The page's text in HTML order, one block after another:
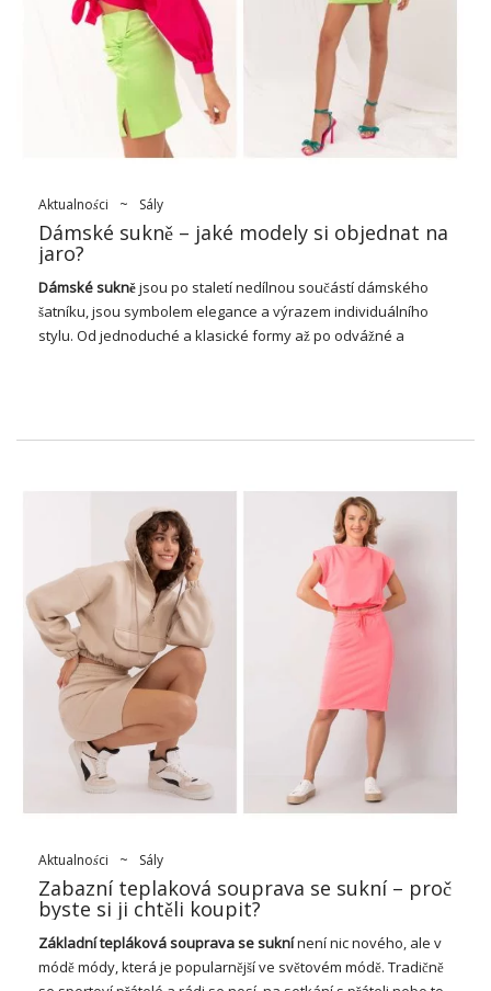
nezávislosti. Jeho historie sahá až do 50. let minulého století,
kdy získala popularitu jako prvek oblečení pro mládež,
vyjadřující ducha revoluce mládeže a touhu po svobodě. Od té
doby neztratila svůj význam a stala se přímou módní ikonou.
Co dělá džínovou sukni tak ceněnou? Za prvé, jeho
všestrannost. Lze jej nosit v různých vzhledech, od ležérního
Aktualności ~ Sály
Dámské sukně – jaké modely si objednat na
jaro?
Dámské suknějsou po staletí nedílnou součástí dámského
šatníku, jsou symbolem elegance a výrazem individuálního
stylu. Od jednoduché a klasické formy až po odvážné a
klíčové trendy, které utvářejí tvář moderní módy.
Dámské sukně – nahoře po celá
léta
Dámské sukně již dlouho zaujímají jedinečné místo ve světě
módy a zůstávají na vrcholu popularity po mnoho let. Jedná se
o klasiku, která neztrácí svůj význam, ale naopak – neustále
se vyvíjí, přizpůsobuje se měnícím se trendům a módním
preferencím. Od elegantních dlouhých až po elegantní mini,
sukně nabízejí nespočet stylingových možností, které potěší
jak na módních molech, tak v každodenních životních situacích.
V tomto článku se ponoříme do fascinujícího světa dámských
sukní, prozkoumáme jejich neměnnou popularitu,
Aktualności ~ Sály
Zabazní teplaková souprava se sukní – proč
byste si ji chtěli koupit?
Základní teplákovásoupravase suknínení nic nového, ale v
módě módy, která je popularnější ve světovém módě. Tradičně